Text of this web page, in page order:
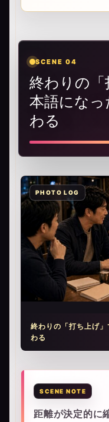
SCENE 04
終わりの「
本語にな
わる
終わりの「打ち上げ
わる
距離が決定的に